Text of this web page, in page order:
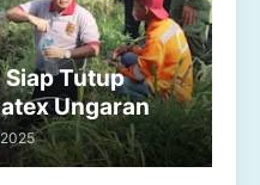
Siap Tutup
Ungaran